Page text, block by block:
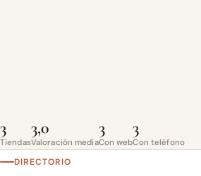
3
Tiendas
3,0
Valoración media
3
Con web
3
Con teléfono
DIRECTORIO